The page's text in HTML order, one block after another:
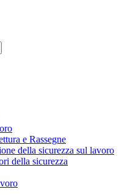
e Rassegne
della sicurezza sul lavoro
della sicurezza